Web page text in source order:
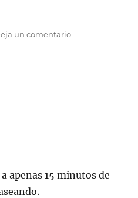
un comentario
apenas 15 minutos de